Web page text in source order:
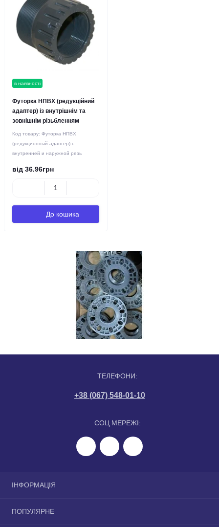
в наявності
Футорка НПВХ (редукційний
адаптер) із внутрішнім та
зовнішнім різьбленням
Код товару: Футорка НПВХ
(редукционный адаптер) с
внутренней и наружной резь
від 36.96грн
До кошика
ТЕЛЕФОНИ:
+38 (067) 548-01-10
СОЦ МЕРЕЖІ:
ІНФОРМАЦІЯ
Співпраця
ПОПУЛЯРНЕ